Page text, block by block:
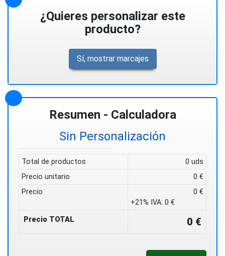
¿Quieres personalizar este
producto?
Sí, mostrar marcajes
Resumen - Calculadora
Sin Personalización
Total de productos
0 uds
Precio unitario
0 €
Precio
0 €
+21% IVA: 0 €
Precio TOTAL
0 €